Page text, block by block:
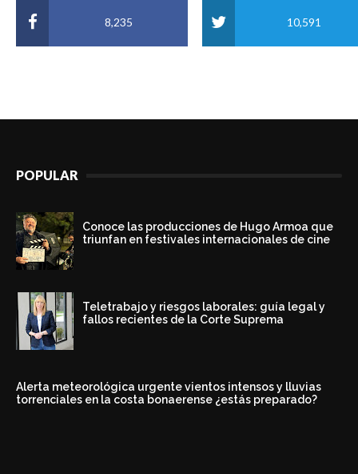
8,235 10,591
POPULAR
Conoce las producciones de Hugo Armoa que
triunfan en festivales internacionales de cine
Teletrabajo y riesgos laborales: guía legal y
fallos recientes de la Corte Suprema
Alerta meteorológica urgente vientos intensos y lluvias
torrenciales en la costa bonaerense ¿estás preparado?